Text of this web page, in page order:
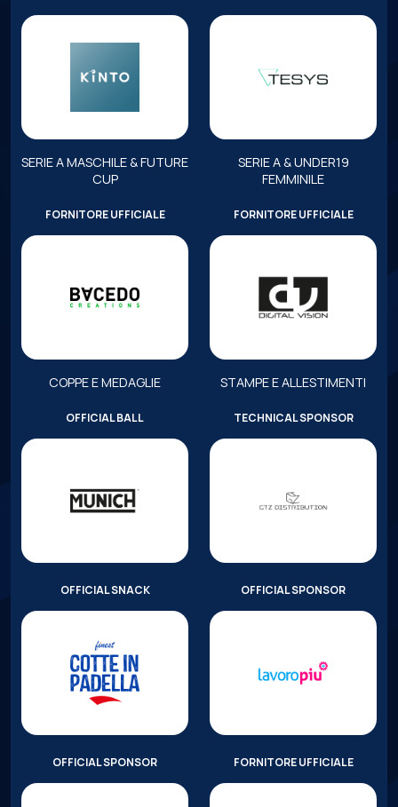
SERIE A MASCHILE & FUTURE
CUP
SERIE A & UNDER19
FEMMINILE
FORNITORE UFFICIALE
COPPE E MEDAGLIE
FORNITORE UFFICIALE
STAMPE E ALLESTIMENTI
OFFICIAL BALL TECHNICAL SPONSOR
OFFICIAL SNACK OFFICIAL SPONSOR
OFFICIAL SPONSOR FORNITORE UFFICIALE